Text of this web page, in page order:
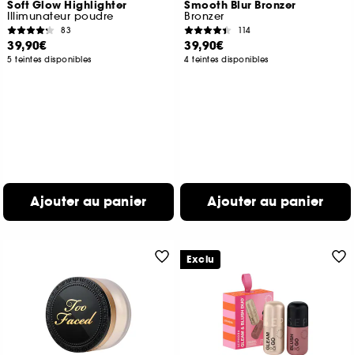
Soft Glow Highlighter
Illimunateur poudre
83
39,90€
5 teintes disponibles
Ajouter au panier
Smooth Blur Bronzer
Bronzer
114
39,90€
4 teintes disponibles
Ajouter au panier
Exclu